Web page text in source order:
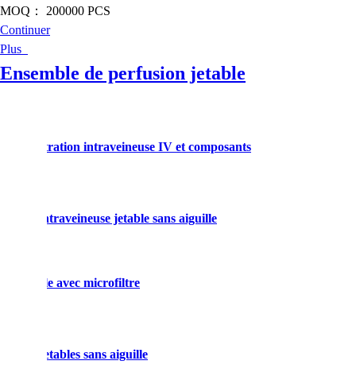
MOQ：
200000 PCS
Continuer
Plus
Ensemble de perfusion jetable
intraveineuse IV et composants
intraveineuse jetable sans aiguille
jetable avec microfiltre
jetables sans aiguille